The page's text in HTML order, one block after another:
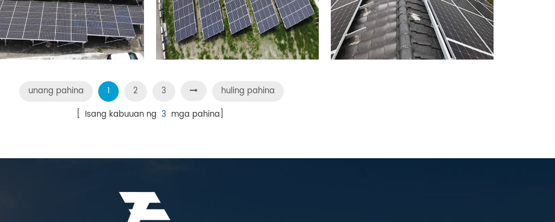
unang pahina 1 2 3
huling pahina
[ Isang kabuuan ng 3 mga pahina]